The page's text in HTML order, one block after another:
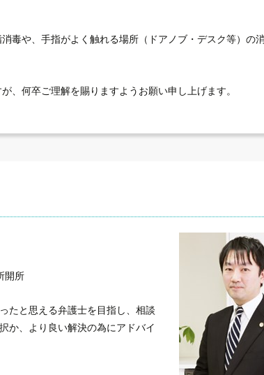
毒や、手指がよく触れる場所（ドアノブ・デスク等）の
、何卒ご理解を賜りますようお願い申し上げます。
開所
たと思える弁護士を目指し、相談
か、より良い解決の為にアドバイ